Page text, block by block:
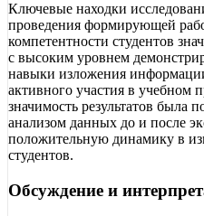
Ключевые находки
проведения формирующей
компетентности студентов
с высоким уровнем
навыки изложения
активного участия в учебном
значимость результатов была
анализом данных до и после
положительную динамику в
студентов.
Обсуждение и